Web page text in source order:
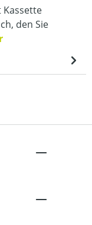
Kassette
den Sie